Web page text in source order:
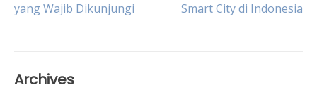
navigation
yang Wajib Dikunjungi
Smart City di Indonesia
Archives